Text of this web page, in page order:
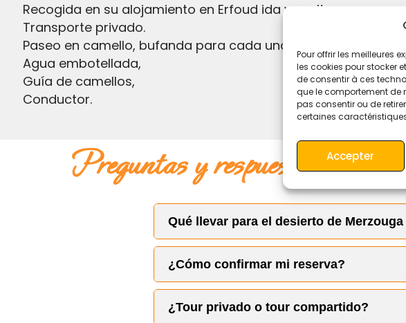
Pour offrir les meilleures
les cookies pour stocker
de consentir à ces
que le comportement de
pas consentir ou de
certaines
Accepter
Recogida en su alojamiento en Erfoud ida y vuelta.
Transporte privado.
Paseo en camello, bufanda para cada uno.
Agua embotellada,
Guía de camellos,
Conductor.
preguntas y respuestas
Qué llevar para el desierto de Merzouga
Ropa cómoda (holgada, transpirable
Zapatos resistentes o botas de
Sandalias o chanclas (campamento
Protección solar (sombrero, gafas de
¿Cómo confirmar mi reserva?
Se requiere undepósito del 30% vía
¿Tour privado o tour compartido?